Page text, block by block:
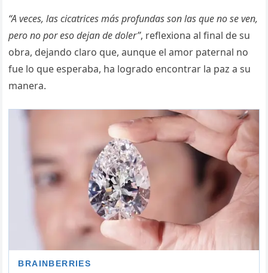
“A veces, las cicatrices más profundas son las que no se ven,
pero no por eso dejan de doler”, reflexiona al final de su
obra, dejando claro que, aunque el amor paternal no
fue lo que esperaba, ha logrado encontrar la paz a su
manera.